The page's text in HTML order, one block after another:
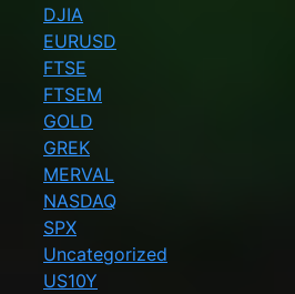
DJIA
EURUSD
FTSE
FTSEM
GOLD
GREK
MERVAL
NASDAQ
SPX
Uncategorized
US10Y